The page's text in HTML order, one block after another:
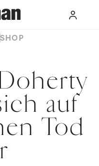
SHOP
auf
Tod